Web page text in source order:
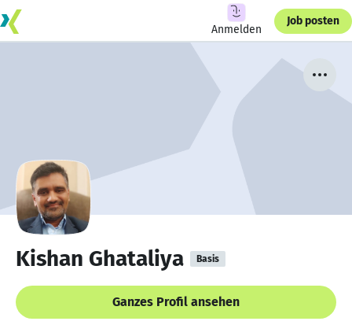
Anmelden
Job posten
Kishan Ghataliya Basis
Ganzes Profil ansehen